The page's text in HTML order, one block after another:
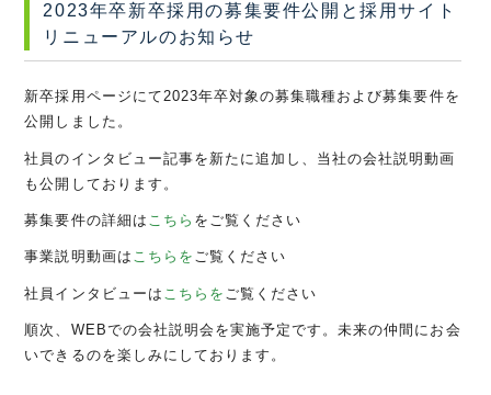
2023年卒新卒採用の募集要件公開と採用サイト
リニューアルのお知らせ
新卒採用ページにて2023年卒対象の募集職種および募集要件を
公開しました。
社員のインタビュー記事を新たに追加し、当社の会社説明動画
も公開しております。
募集要件の詳細は こちら をご覧ください
事業説明動画は こちらを ご覧ください
社員インタビューは こちらを ご覧ください
順次、WEBでの会社説明会を実施予定です。未来の仲間にお会
いできるのを楽しみにしております。